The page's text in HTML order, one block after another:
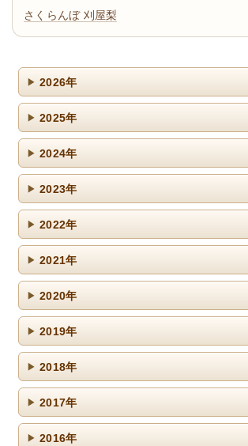
さくらんぼ 刈屋梨
2026年
2025年
2024年
2023年
2022年
2021年
2020年
2019年
2018年
2017年
2016年